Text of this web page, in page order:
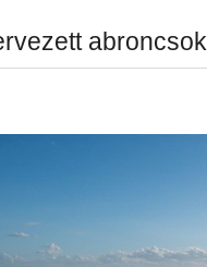
abroncsok